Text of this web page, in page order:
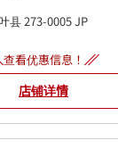
县273-0005JP
查看优惠信息！
店铺详情